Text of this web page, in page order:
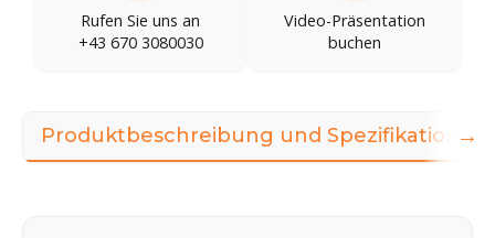
Rufen Sie uns an
+43 670 3080030
Video-Präsentation
buchen
Produktbeschreibung und Spezifikationen
→